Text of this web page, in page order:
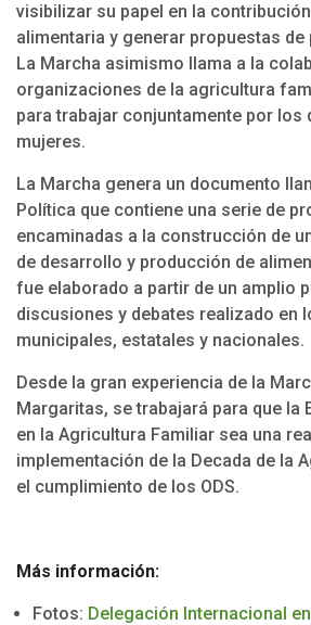
visibilizar su papel en la
alimentaria y generar propuestas
La Marcha asimismo llama a la
organizaciones de la agricultura
para trabajar conjuntamente por los
mujeres.
La Marcha genera un documento
Política que contiene una serie de
encaminadas a la construcción de
de desarrollo y producción de
fue elaborado a partir de un amplio
discusiones y debates realizado en
municipales, estatales y nacionales.
Desde la gran experiencia de la
Margaritas, se trabajará para que la
en la Agricultura Familiar sea una
implementación de la Decada de la
el cumplimiento de los ODS.
Más información:
Fotos: Delegación Internacional